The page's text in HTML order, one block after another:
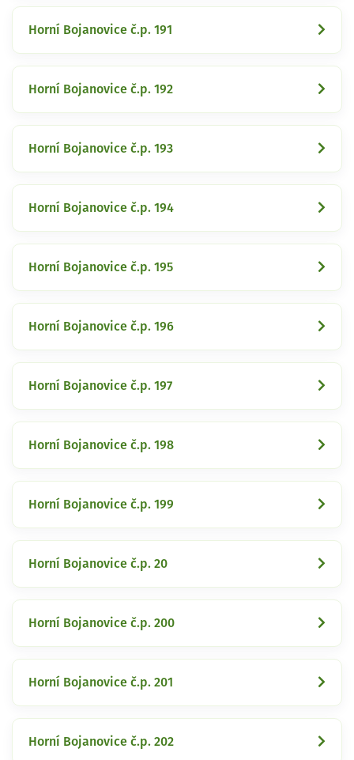
Horní Bojanovice č.p. 191
Horní Bojanovice č.p. 192
Horní Bojanovice č.p. 193
Horní Bojanovice č.p. 194
Horní Bojanovice č.p. 195
Horní Bojanovice č.p. 196
Horní Bojanovice č.p. 197
Horní Bojanovice č.p. 198
Horní Bojanovice č.p. 199
Horní Bojanovice č.p. 20
Horní Bojanovice č.p. 200
Horní Bojanovice č.p. 201
Horní Bojanovice č.p. 202